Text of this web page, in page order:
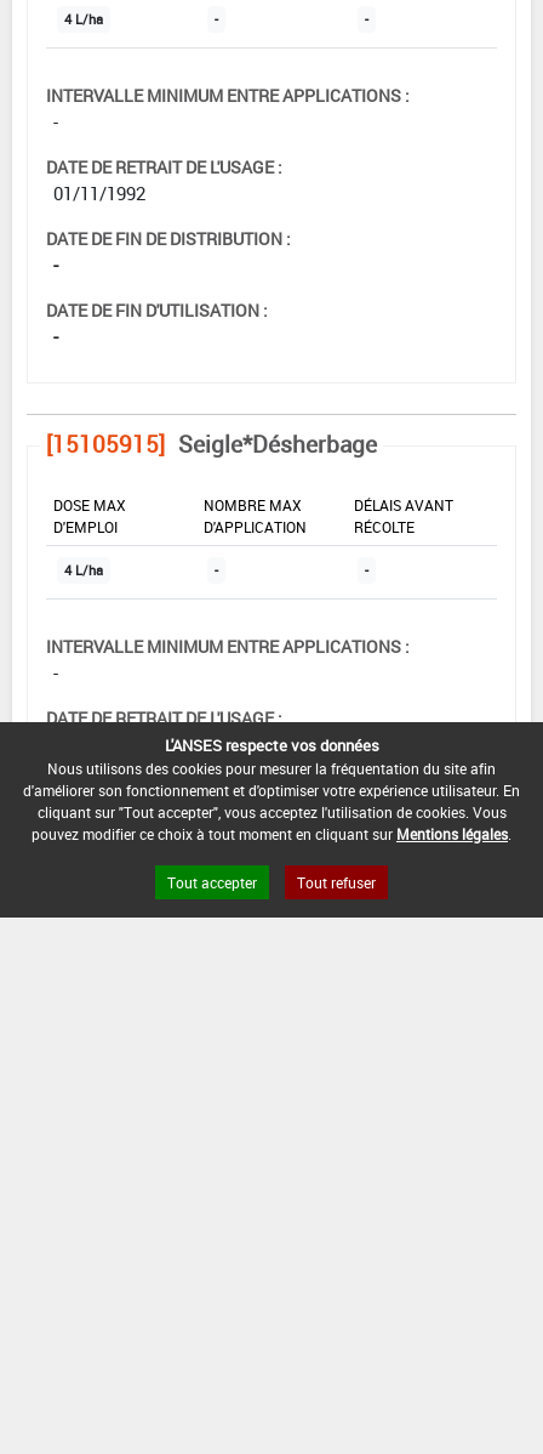
4 L/ha - -
INTERVALLE MINIMUM ENTRE APPLICATIONS :
-
DATE DE RETRAIT DE L'USAGE :
01/11/1992
DATE DE FIN DE DISTRIBUTION :
-
DATE DE FIN D'UTILISATION :
-
[15105915] Seigle*Désherbage
DOSE MAX
D'EMPLOI
NOMBRE MAX
D'APPLICATION
DÉLAIS AVANT
RÉCOLTE
4 L/ha - -
INTERVALLE MINIMUM ENTRE APPLICATIONS :
-
DATE DE RETRAIT DE L'USAGE :
DATE DE FIN DE DISTRIBUTION :
-
DATE DE FIN D'UTILISATION :
L'ANSES respecte vos données
Nous utilisons des cookies pour mesurer la fréquentation du site afin
d'améliorer son fonctionnement et d'optimiser votre expérience utilisateur. En
cliquant sur "Tout accepter", vous acceptez l'utilisation de cookies. Vous
pouvez modifier ce choix à tout moment en cliquant sur Mentions légales
Tout accepter Tout refuser